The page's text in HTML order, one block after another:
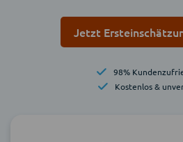
Jetzt
98%
Kostenlos &